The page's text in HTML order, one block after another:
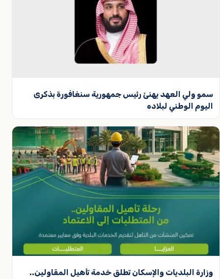
سمو ولي العهد يهنئ رئيس جمهورية سنغافورة بذكرى
اليوم الوطني لبلاده
وزارة البلديات والإسكان تطلق خدمة تأهيل المقاولين..